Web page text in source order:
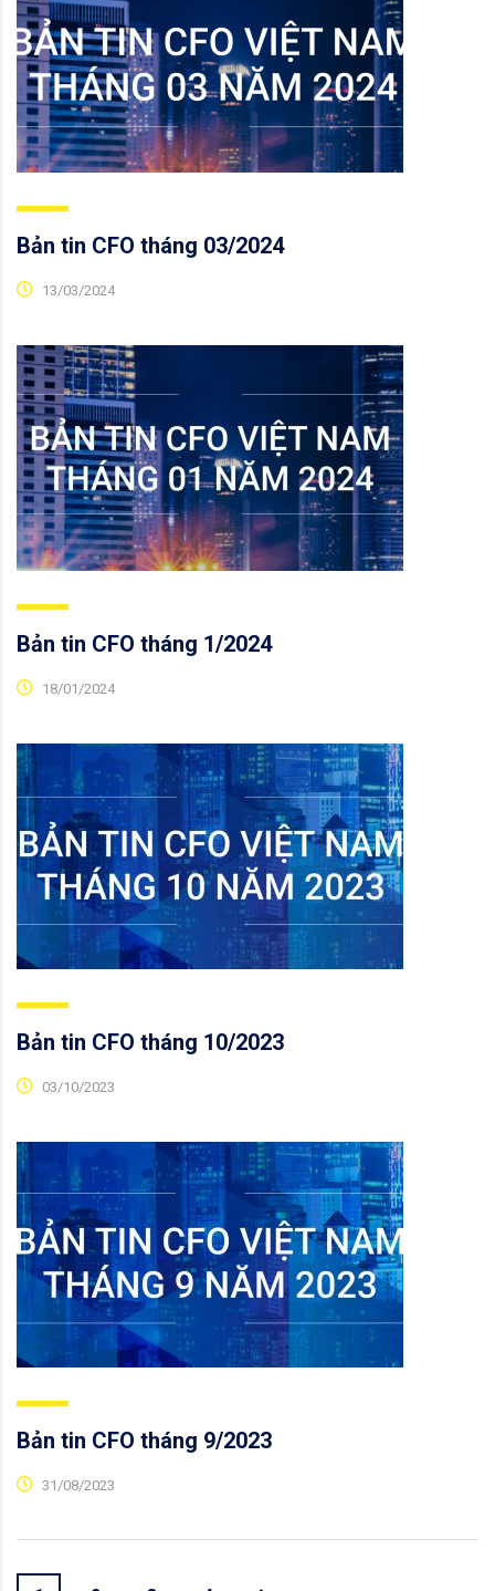
Bản tin CFO tháng 03/2024
13/03/2024
Bản tin CFO tháng 1/2024
18/01/2024
Bản tin CFO tháng 10/2023
03/10/2023
Bản tin CFO tháng 9/2023
31/08/2023